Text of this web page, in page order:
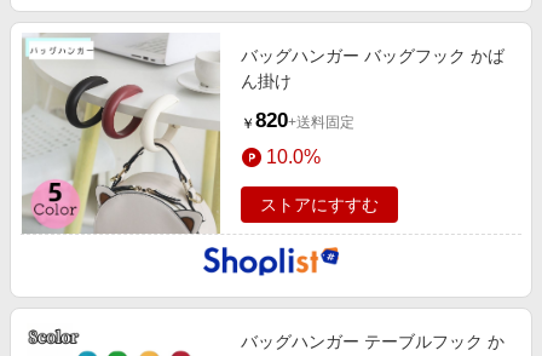
バッグハンガー バッグフック かば
ん掛け
￥ 820+送料固定
10.0%
ストアにすすむ
バッグハンガー テーブルフック か